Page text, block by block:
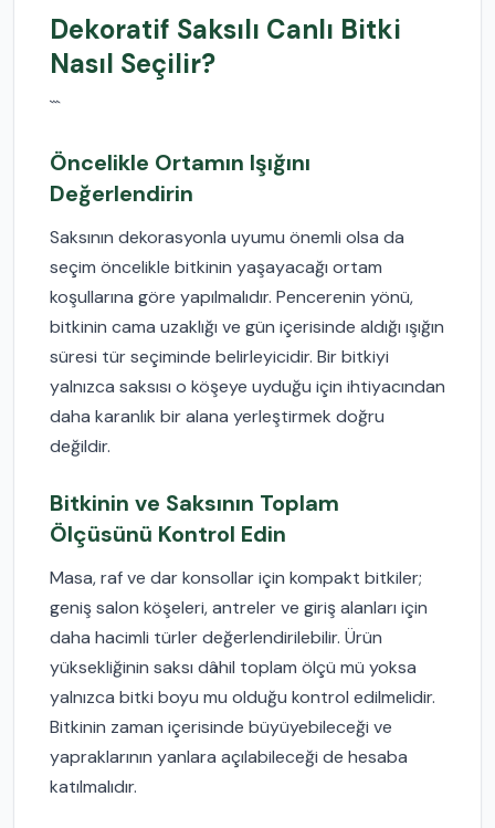
Dekoratif Saksılı Canlı Bitki
Nasıl Seçilir?
```
Öncelikle Ortamın Işığını
Değerlendirin
Saksının dekorasyonla uyumu önemli olsa da
seçim öncelikle bitkinin yaşayacağı ortam
koşullarına göre yapılmalıdır. Pencerenin yönü,
bitkinin cama uzaklığı ve gün içerisinde aldığı ışığın
süresi tür seçiminde belirleyicidir. Bir bitkiyi
yalnızca saksısı o köşeye uyduğu için ihtiyacından
daha karanlık bir alana yerleştirmek doğru
değildir.
Bitkinin ve Saksının Toplam
Ölçüsünü Kontrol Edin
Masa, raf ve dar konsollar için kompakt bitkiler;
geniş salon köşeleri, antreler ve giriş alanları için
daha hacimli türler değerlendirilebilir. Ürün
yüksekliğinin saksı dâhil toplam ölçü mü yoksa
yalnızca bitki boyu mu olduğu kontrol edilmelidir.
Bitkinin zaman içerisinde büyüyebileceği ve
yapraklarının yanlara açılabileceği de hesaba
katılmalıdır.